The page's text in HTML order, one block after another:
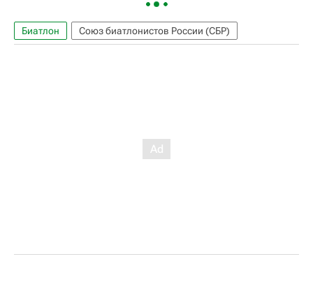
Биатлон Союз биатлонистов России (СБР)